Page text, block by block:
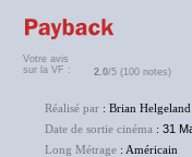
Votre avis
sur la VF :
2.0/5 (100 notes)
Réalisé par : Brian Helgeland
Date de sortie cinéma : 31
Long Métrage : Américain